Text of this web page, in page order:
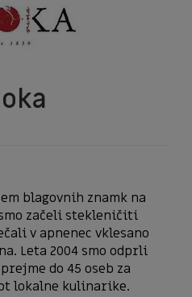
blagovnih znamk na
začeli stekleničiti
v apnenec vklesano
Leta 2004 smo odprli
do 45 oseb za
lokalne kulinarike.